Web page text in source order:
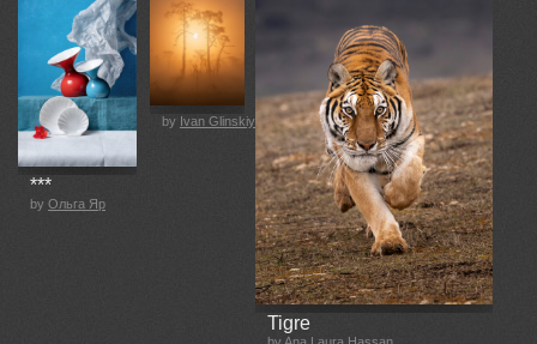
***
by Ольга Яр
by Ivan Glinskiy
Tigre